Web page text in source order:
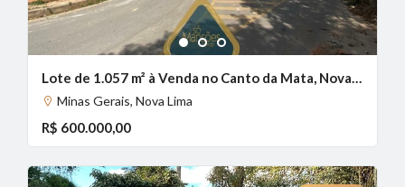
1 2 3
Lote de 1.057 m² à Venda no Canto da Mata, Nova Lima - MG
Minas Gerais, Nova Lima
R$ 600.000,00